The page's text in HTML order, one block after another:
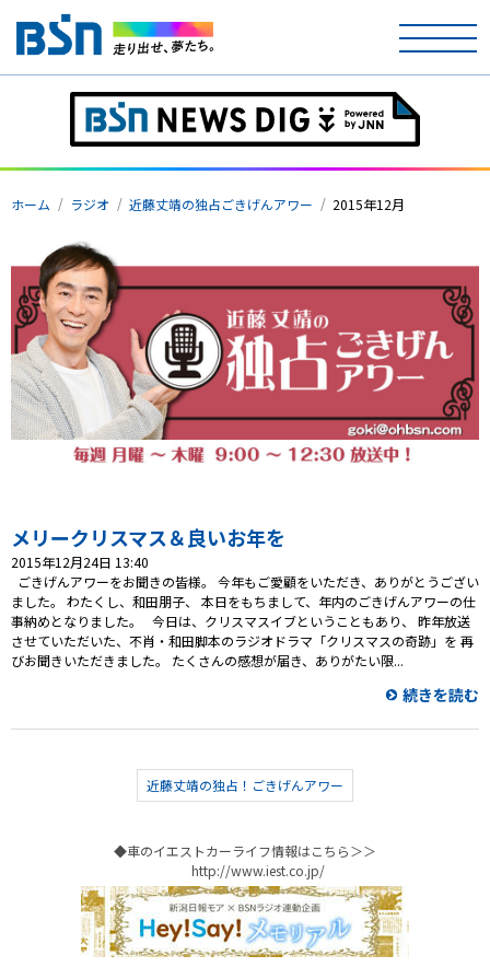
ホーム
テレビ
ラジオ
アナウンサー
イベント
ニュース
天気
コンテンツ・アプリ
キッズ ケンジュ
愛の募金
Well-being 防災・減災
会社概要・ビジョン
お問い合わせ
ホーム ラジオ 近藤丈靖の独占ごきげんアワー 2015年12月
メリークリスマス＆良いお年を
2015年12月24日 13:40
ごきげんアワーをお聞きの皆様。 今年もご愛顧をいただき、ありがとうござい
ました。 わたくし、和田朋子、 本日をもちまして、年内のごきげんアワーの仕
事納めとなりました。 今日は、クリスマスイブということもあり、 昨年放送
させていただいた、不肖・和田脚本のラジオドラマ「クリスマスの奇跡」を 再
びお聞きいただきました。 たくさんの感想が届き、ありがたい限...
続きを読む
近藤丈靖の独占！ごきげんアワー
◆車のイエストカーライフ情報はこちら＞＞
http://www.iest.co.jp/